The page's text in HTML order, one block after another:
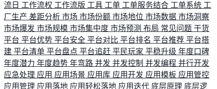
流日 工作流权 工作流版 工具 工单 工单服务结合 工单系统 工
厂生产 差距分析 市场 市场份额 市场地位 市场数据 市场洞察
市场爆发 市场规模 市场集中度 市场预测 布局 常见问题 干货
平台 平台优势 平台安全 平台对比 平台排名 平台推荐 平台搭
建 平台清单 平台盘点 平台追赶 平民玩家 平稳升级 年度口碑
年度潜力 年度趋势 年弯路 并发 并发控制 并发编程 并行开发
应急处理 应用 应用场景 应用库 应用开发 应用模板 应用管控
应用管理 应用落地 应用轻松落地 应用迭代 底层原理 底层逻